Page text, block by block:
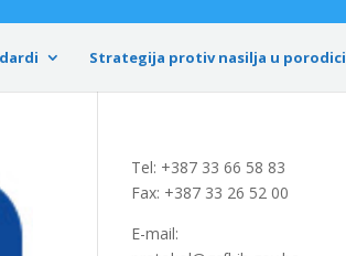
Strategija protiv nasilja u porodici
Tel: +387 33 66 58 83
Fax: +387 33 26 52 00
E-mail: